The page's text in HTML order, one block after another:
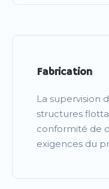
Fabrication
La supervision
structures
conformité de
exigences du